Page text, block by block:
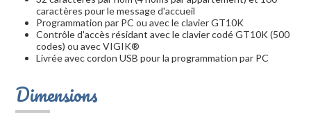
caractères pour le message d'accueil
Programmation par PC ou avec le clavier GT10K
Contrôle d'accès résidant avec le clavier codé GT10K (500
codes) ou avec VIGIK®
Livrée avec cordon USB pour la programmation par PC
Dimensions